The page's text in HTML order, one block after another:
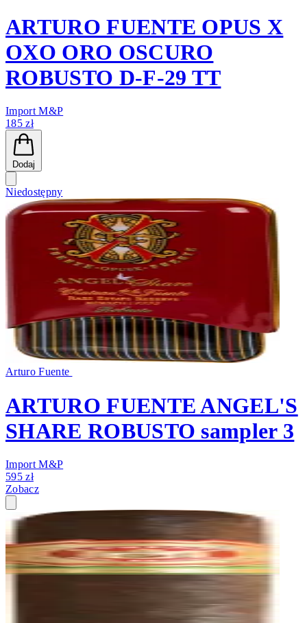
ARTURO FUENTE OPUS X
OXO ORO OSCURO
ROBUSTO D-F-29 TT
Import M&P
185 zł
Dodaj
Niedostępny
Arturo Fuente
ARTURO FUENTE ANGEL'S
SHARE ROBUSTO sampler 3
Import M&P
595 zł
Zobacz